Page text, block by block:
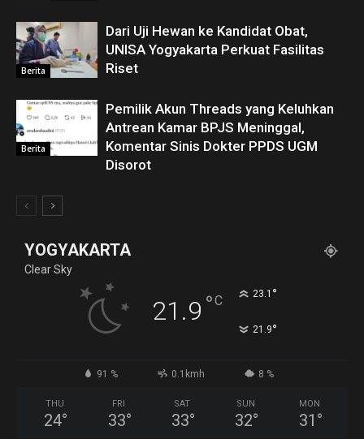
Berita
Dari Uji Hewan ke Kandidat Obat,
UNISA Yogyakarta Perkuat Fasilitas
Riset
Berita
Pemilik Akun Threads yang Keluhkan
Antrean Kamar BPJS Meninggal,
Komentar Sinis Dokter PPDS UGM
Disorot
YOGYAKARTA
Clear Sky
21.9 °C 23.1 °
21.9°
91 % 0.1kmh 8 %
THU
24°
FRI
33°
SAT
33°
SUN
32°
MON
31 °